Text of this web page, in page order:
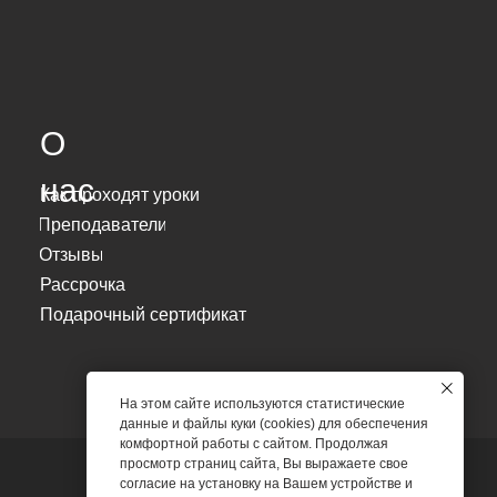
О
нас
Как проходят уроки
Преподаватели
Отзывы
Подарочный сертификат
Рассрочка
На этом сайте используются статистические
данные и файлы куки (cookies) для обеспечения
комфортной работы с сайтом. Продолжая
просмотр страниц сайта, Вы выражаете свое
согласие на установку на Вашем устройстве и